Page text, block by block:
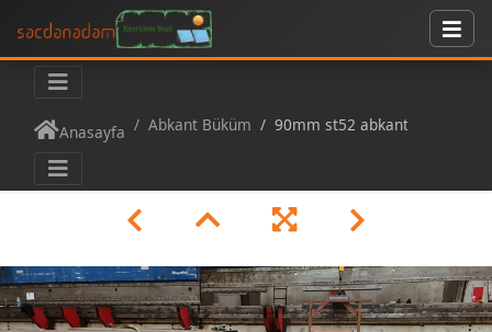
Anasayfa Abkant Büküm 90mm st52 abkant büküm